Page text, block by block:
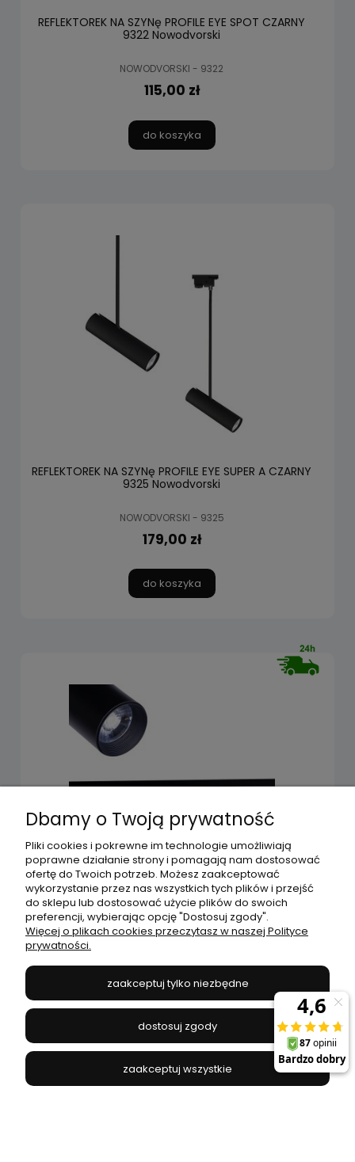
REFLEKTOREK NA SZYNę PROFILE EYE SPOT CZARNY
9322 Nowodvorski
NOWODVORSKI - 9322
115,00 zł
do koszyka
REFLEKTOREK NA SZYNę PROFILE EYE SUPER A CZARNY
9325 Nowodvorski
NOWODVORSKI - 9325
179,00 zł
do koszyka
Reflektorek na szynoprzewód PROFILE IRIS LED 12W
BLACK 9003 Nowodvorski Lighting
NOWODVORSKI - 9003
185,00 zł
do koszyka
Dbamy o Twoją prywatność
Pliki cookies i pokrewne im technologie umożliwiają
poprawne działanie strony i pomagają nam dostosować
ofertę do Twoich potrzeb. Możesz zaakceptować
wykorzystanie przez nas wszystkich tych plików i przejść
do sklepu lub dostosować użycie plików do swoich
preferencji, wybierając opcję "Dostosuj zgody".
Więcej o plikach cookies przeczytasz w naszej Polityce
prywatności.
zaakceptuj tylko niezbędne
dostosuj zgody
zaakceptuj wszystkie